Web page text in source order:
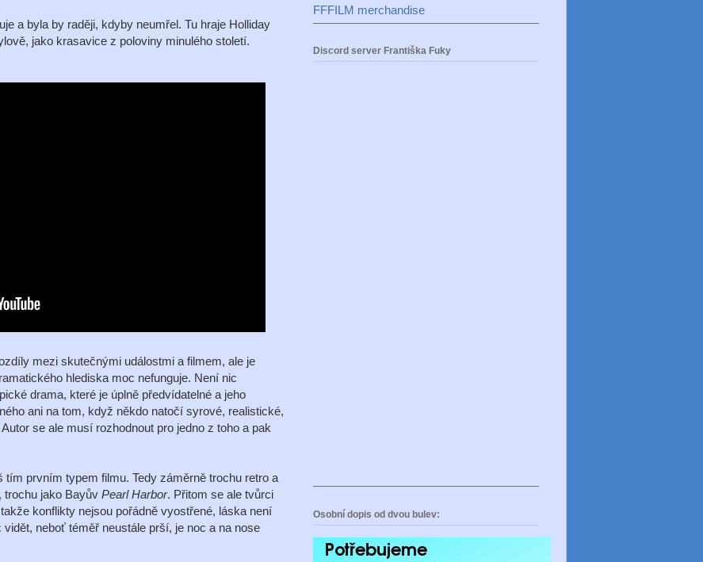
a byla by raději, kdyby neumřel. Tu hraje Holliday
jako krasavice z poloviny minulého století.
mezi skutečnými událostmi a filmem, ale je
hlediska moc nefunguje. Není nic
drama, které je úplně předvídatelné a jeho
ani na tom, když někdo natočí syrové, realistické,
se ale musí rozhodnout pro jedno z toho a pak
tím prvním typem filmu. Tedy záměrně trochu retro a
trochu jako Bayův Pearl Harbor. Přitom se ale tvůrci
konflikty nejsou pořádně vyostřené, láska není
neboť téměř neustále prší, je noc a na nose
FFFILM merchandise
Discord server Františka Fuky
Osobní dopis od dvou bulev: